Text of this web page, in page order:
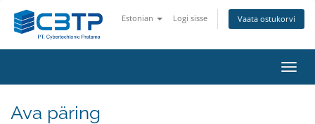
Estonian Logi sisse Vaata ostukorvi
Ava päring